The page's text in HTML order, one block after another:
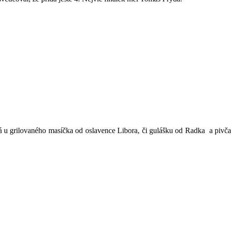
grilovaného masíčka od oslavence Libora, či gulášku od Radka a pivča